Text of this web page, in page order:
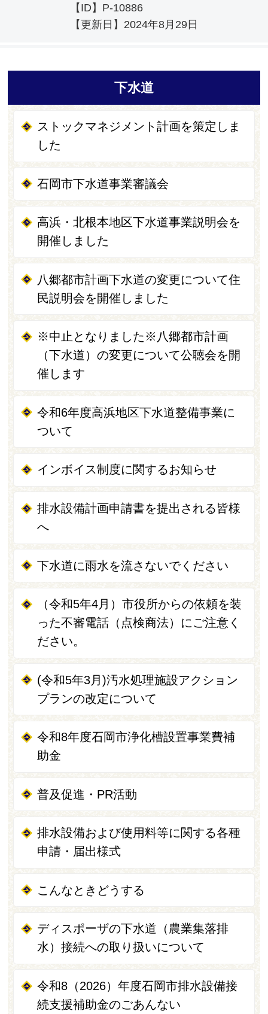
【ID】 P-10886
【更新日】 2024年8月29日
下水道
ストックマネジメント計画を策定しま
した
石岡市下水道事業審議会
高浜・北根本地区下水道事業説明会を
開催しました
八郷都市計画下水道の変更について住
民説明会を開催しました
※中止となりました※八郷都市計画
（下水道）の変更について公聴会を開
催します
令和6年度高浜地区下水道整備事業に
ついて
インボイス制度に関するお知らせ
排水設備計画申請書を提出される皆様
へ
下水道に雨水を流さないでください
（令和5年4月）市役所からの依頼を装
った不審電話（点検商法）にご注意く
ださい。
(令和5年3月)汚水処理施設アクション
プランの改定について
令和8年度石岡市浄化槽設置事業費補
助金
普及促進・PR活動
排水設備および使用料等に関する各種
申請・届出様式
こんなときどうする
ディスポーザの下水道（農業集落排
水）接続への取り扱いについて
令和8（2026）年度石岡市排水設備接
続支援補助金のごあんない